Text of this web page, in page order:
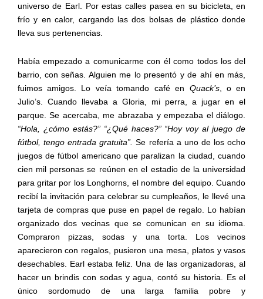
universo de Earl. Por estas calles pasea en su bicicleta, en
frío y en calor, cargando las dos bolsas de plástico donde
lleva sus pertenencias.
Había empezado a comunicarme con él como todos los del
barrio, con señas. Alguien me lo presentó y de ahí en más,
fuimos amigos. Lo veía tomando café en Quack’s, o en
Julio’s. Cuando llevaba a Gloria, mi perra, a jugar en el
parque. Se acercaba, me abrazaba y empezaba el diálogo.
“Hola, ¿cómo estás?” “¿Qué haces?” “Hoy voy al juego de
fútbol, tengo entrada gratuita”. Se refería a uno de los ocho
juegos de fútbol americano que paralizan la ciudad, cuando
cien mil personas se reúnen en el estadio de la universidad
para gritar por los Longhorns, el nombre del equipo. Cuando
recibí la invitación para celebrar su cumpleaños, le llevé una
tarjeta de compras que puse en papel de regalo. Lo habían
organizado dos vecinas que se comunican en su idioma.
Compraron pizzas, sodas y una torta. Los vecinos
aparecieron con regalos, pusieron una mesa, platos y vasos
desechables. Earl estaba feliz. Una de las organizadoras, al
hacer un brindis con sodas y agua, contó su historia. Es el
único sordomudo de una larga familia pobre y